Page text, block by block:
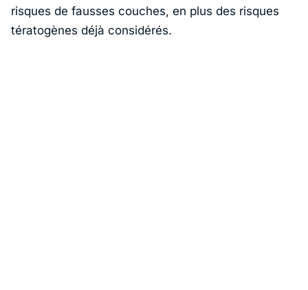
risques de fausses couches, en plus des risques
tératogènes déjà considérés.